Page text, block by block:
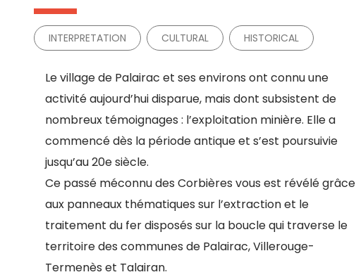
INTERPRETATION CULTURAL HISTORICAL
Le village de Palairac et ses environs ont connu une
activité aujourd’hui disparue, mais dont subsistent de
nombreux témoignages : l’exploitation minière. Elle a
commencé dès la période antique et s’est poursuivie
jusqu’au 20e siècle.
Ce passé méconnu des Corbières vous est révélé grâce
aux panneaux thématiques sur l’extraction et le
traitement du fer disposés sur la boucle qui traverse le
territoire des communes de Palairac, Villerouge-
Termenès et Talairan.